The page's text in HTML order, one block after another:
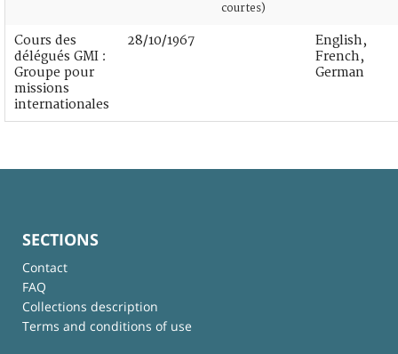
courtes)
Cours des
délégués GMI :
Groupe pour
missions
internationales
28/10/1967
English,
French,
German
SECTIONS
Contact
FAQ
Collections description
Terms and conditions of use